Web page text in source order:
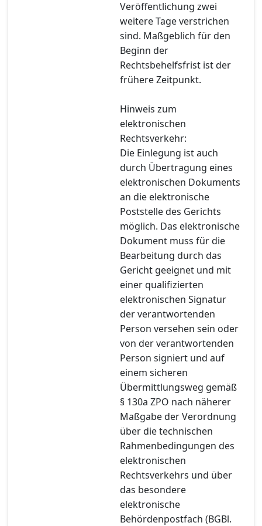
Veröffentlichung zwei
weitere Tage verstrichen
sind. Maßgeblich für den
Beginn der
Rechtsbehelfsfrist ist der
frühere Zeitpunkt.
Hinweis zum
elektronischen
Rechtsverkehr:
Die Einlegung ist auch
durch Übertragung eines
elektronischen Dokuments
an die elektronische
Poststelle des Gerichts
möglich. Das elektronische
Dokument muss für die
Bearbeitung durch das
Gericht geeignet und mit
einer qualifizierten
elektronischen Signatur
der verantwortenden
Person versehen sein oder
von der verantwortenden
Person signiert und auf
einem sicheren
Übermittlungsweg gemäß
§ 130a ZPO nach näherer
Maßgabe der Verordnung
über die technischen
Rahmenbedingungen des
elektronischen
Rechtsverkehrs und über
das besondere
elektronische
Behördenpostfach (BGBl.